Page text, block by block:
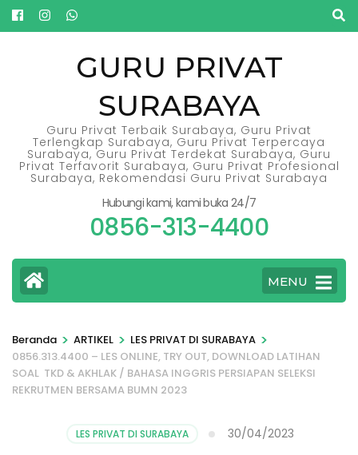
Lompat
ke
GURU PRIVAT
SURABAYA
Guru Privat Terbaik Surabaya, Guru Privat
Terlengkap Surabaya, Guru Privat Terpercaya
Surabaya, Guru Privat Terdekat Surabaya, Guru
Privat Terfavorit Surabaya, Guru Privat Profesional
Surabaya, Rekomendasi Guru Privat Surabaya
Hubungi kami, kami buka 24/7
0856-313-4400
MENU
Beranda > ARTIKEL > LES PRIVAT DI SURABAYA >
0856.313.4400 – LES ONLINE, TRY OUT, DOWNLOAD LATIHAN
SOAL TKD & AKHLAK / BAHASA INGGRIS PERSIAPAN SELEKSI
REKRUTMEN BERSAMA BUMN 2023
LES PRIVAT DI SURABAYA 30/04/2023